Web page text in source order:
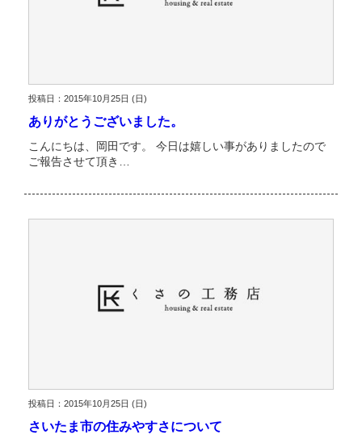
投稿日：2015年10月25日 (日)
ありがとうございました。
こんにちは、岡田です。 今日は嬉しい事がありましたので
ご報告させて頂き…
投稿日：2015年10月25日 (日)
さいたま市の住みやすさについて